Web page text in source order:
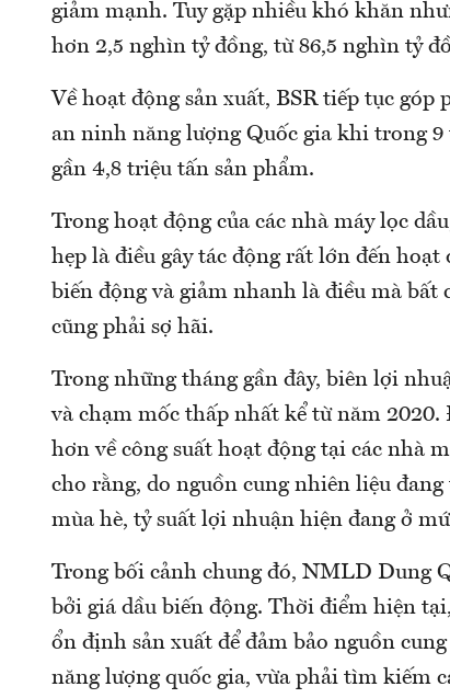
giảm mạnh. Tuy gặp nhiều khó khăn
hơn 2,5 nghìn tỷ đồng, từ 86,5 nghìn tỷ
Về hoạt động sản xuất, BSR tiếp tục
an ninh năng lượng Quốc gia khi trong 9
gần 4,8 triệu tấn sản phẩm.
Trong hoạt động của các nhà máy lọc
hẹp là điều gây tác động rất lớn đến
biến động và giảm nhanh là điều mà bất
cũng phải sợ hãi.
Trong những tháng gần đây, biên lợi
và chạm mốc thấp nhất kể từ năm
hơn về công suất hoạt động tại các nhà
cho rằng, do nguồn cung nhiên liệu
mùa hè, tỷ suất lợi nhuận hiện đang ở
Trong bối cảnh chung đó, NMLD Dung
bởi giá dầu biến động. Thời điểm hiện
ổn định sản xuất để đảm bảo nguồn
năng lượng quốc gia, vừa phải tìm kiếm